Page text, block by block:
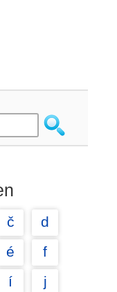
č
d
é
f
í
j